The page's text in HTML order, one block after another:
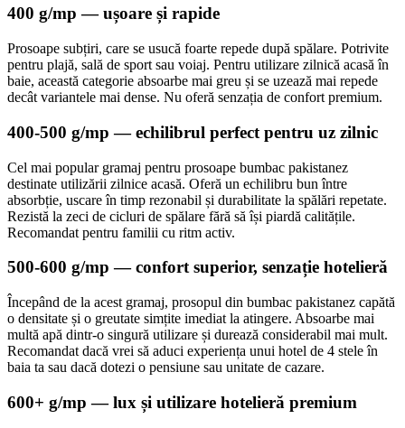
400 g/mp — ușoare și rapide
Prosoape subțiri, care se usucă foarte repede după spălare. Potrivite
pentru plajă, sală de sport sau voiaj. Pentru utilizare zilnică acasă în
baie, această categorie absoarbe mai greu și se uzează mai repede
decât variantele mai dense. Nu oferă senzația de confort premium.
400-500 g/mp — echilibrul perfect pentru uz zilnic
Cel mai popular gramaj pentru prosoape bumbac pakistanez
destinate utilizării zilnice acasă. Oferă un echilibru bun între
absorbție, uscare în timp rezonabil și durabilitate la spălări repetate.
Rezistă la zeci de cicluri de spălare fără să își piardă calitățile.
Recomandat pentru familii cu ritm activ.
500-600 g/mp — confort superior, senzație hotelieră
Începând de la acest gramaj, prosopul din bumbac pakistanez capătă
o densitate și o greutate simțite imediat la atingere. Absoarbe mai
multă apă dintr-o singură utilizare și durează considerabil mai mult.
Recomandat dacă vrei să aduci experiența unui hotel de 4 stele în
baia ta sau dacă dotezi o pensiune sau unitate de cazare.
600+ g/mp — lux și utilizare hotelieră premium